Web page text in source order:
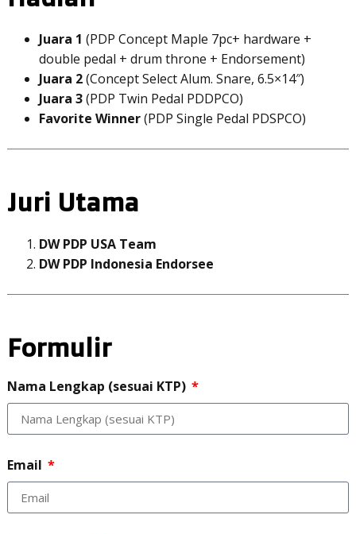
Juara 1 (PDP Concept Maple 7pc+ hardware +
double pedal + drum throne + Endorsement)
Juara 2(Concept Select Alum. Snare, 6.5×14″)
Juara 3(PDP Twin Pedal PDDPCO)
Favorite Winner(PDP Single Pedal PDSPCO)
Juri Utama
DW PDP USA Team
DW PDP Indonesia Endorsee
Formulir
Nama Lengkap (sesuai KTP)
Email